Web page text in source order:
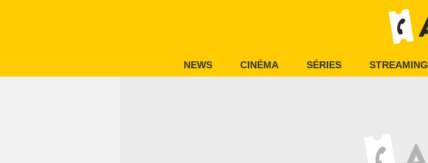
NEWS CINÉMA SÉRIES STREAMING